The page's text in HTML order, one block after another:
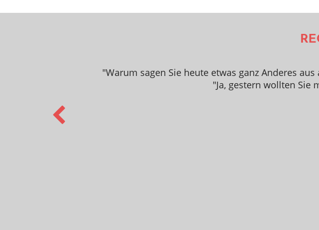
"Warum sagen Sie heute etwas ganz Anderes
"Ja, gestern wollten Sie